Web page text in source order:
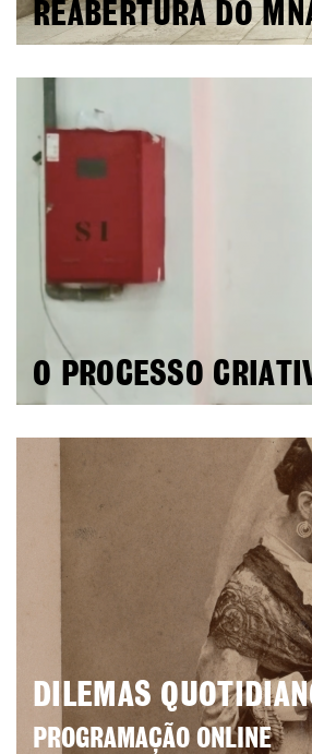
REABERTURA DO
O PROCESSO
DILEMAS
PROGRAMAÇÃO ONLINE